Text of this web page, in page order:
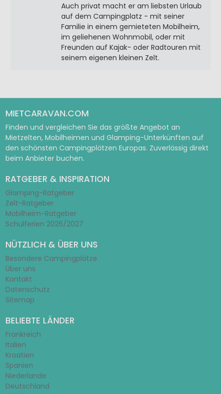
Auch privat macht er am liebsten Urlaub
auf dem Campingplatz - mit seiner
Familie in einem gemieteten Mobilheim,
im geliehenen Wohnmobil, oder mit
Freunden auf Kajak- oder Radtouren mit
seinem eigenen kleinen Zelt.
MIETCARAVAN.COM
Finden und vergleichen Sie das größte Angebot an
Mietzelten, Mobilheimen und Glamping-Unterkünften auf
den schönsten Campingplätzen Europas. Zuverlässig direkt
beim Anbieter buchen.
RATGEBER & INSPIRATION
Glamping-Ratgeber
Zelt-Ratgeber
Mobilheim-Ratgeber
Schulferien 2026/2027
NÜTZLICH & ÜBER UNS
Besondere Campingplätze
Über uns
Kontakt
Datenschutz
Sitemap
BELIEBTE LÄNDER
Frankreich
Italien
Kroatien
Spanien
Niederlande
Deutschland